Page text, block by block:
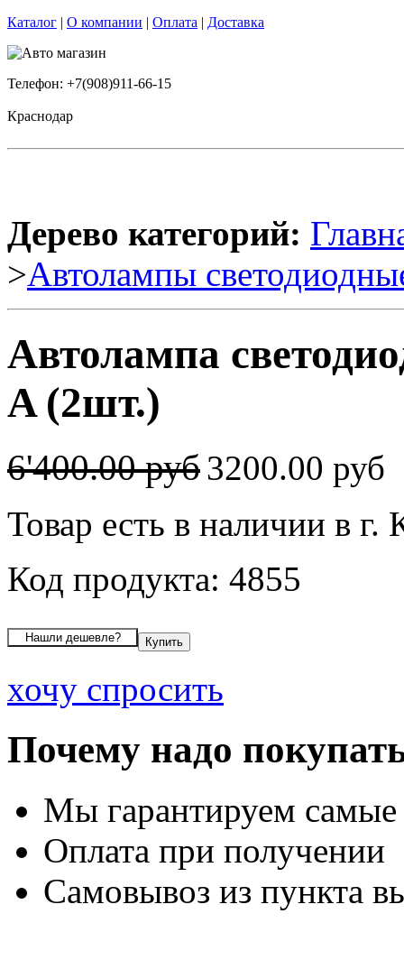
Каталог | О компании | Оплата | Доставка
Телефон: +7(908)911-66-15
Краснодар
Дерево категорий:
>Автолампы
Автолампа
A (2шт.)
6'400.00 руб3200.00 руб
Товар есть в наличии в г.
Код продукта: 4855
хочу спросить
Почему надо
Мы гарантируем
Оплата при получении
Самовывоз из пункта